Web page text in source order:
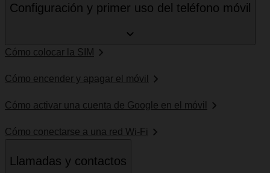
Configuración y primer uso del teléfono móvil
Cómo colocar la SIM
Cómo encender y apagar el móvil
Cómo activar una cuenta de Google en el móvil
Cómo conectarse a una red Wi-Fi
Llamadas y contactos